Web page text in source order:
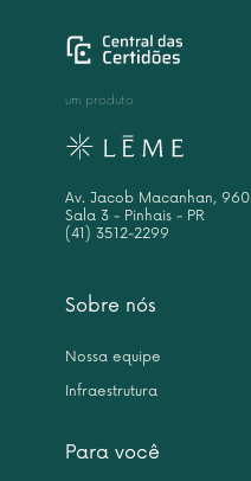
Sobre nós
Nossa equipe
Infraestrutura
Para você
um produto
Av. Jacob Macanhan, 960
Sala 3 - Pinhais - PR
(41) 3512-2299